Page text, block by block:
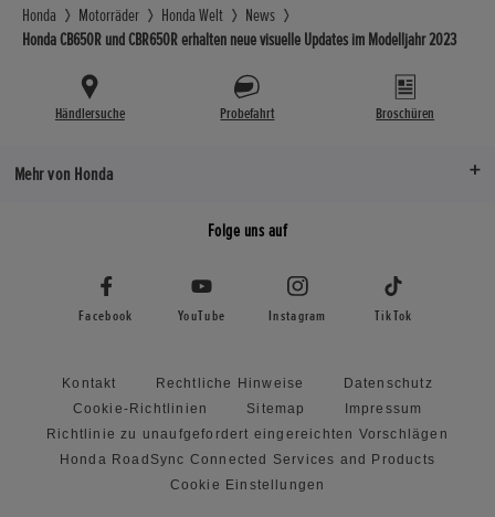
Honda Motorräder Honda Welt
News
Honda CB650R und CBR650R erhalten neue visuelle Updates im Modelljahr 2023
Händlersuche Probefahrt Broschüren
Mehr von Honda
Folge uns auf
Facebook YouTube Instagram TikTok
Kontakt Rechtliche Hinweise
Datenschutz
Cookie-Richtlinien
Sitemap
Impressum
Richtlinie zu unaufgefordert eingereichten Vorschlägen
Honda RoadSync Connected Services and Products
Cookie Einstellungen